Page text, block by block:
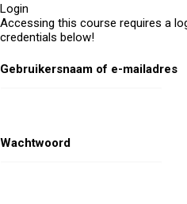
Login
Accessing this course requires a
credentials below!
Gebruikersnaam of e-mailadres
Wachtwoord